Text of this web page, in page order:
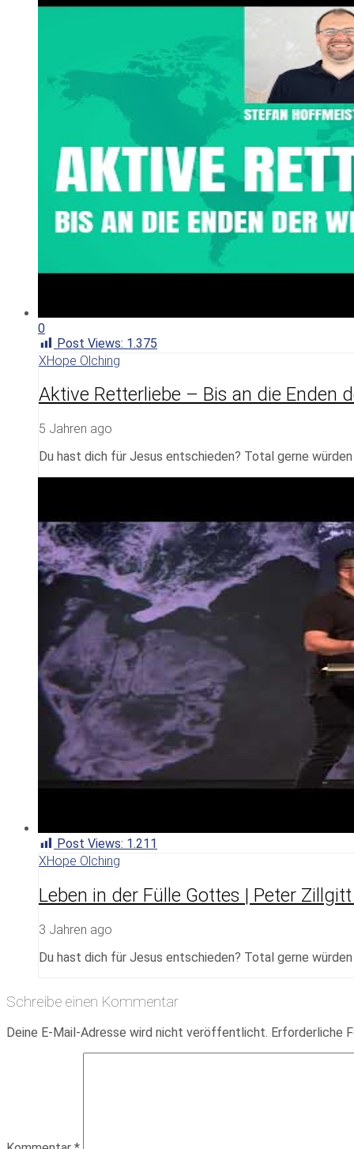
0
Post Views: 1.375
XHope Olching
Aktive Retterliebe – Bis an die Enden
5 Jahren ago
Du hast dich für Jesus entschieden? Total gerne
Post Views: 1.211
XHope Olching
Leben in der Fülle Gottes | Peter
3 Jahren ago
Du hast dich für Jesus entschieden? Total gerne
Schreibe einen Kommentar
Deine E-Mail-Adresse wird nicht veröffentlicht. Erforderliche